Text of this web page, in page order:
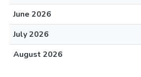
June 2026
July 2026
August 2026